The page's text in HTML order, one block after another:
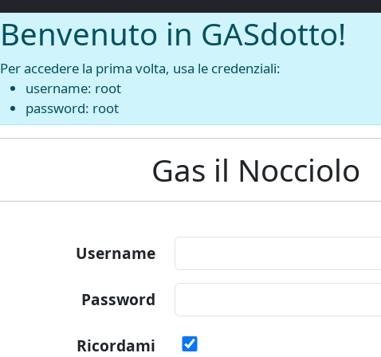
Benvenuto in GASdotto!
Per accedere la prima volta, usa le credenziali:
username: root
password: root
Gas il Nocciolo
Username
Password
Ricordami